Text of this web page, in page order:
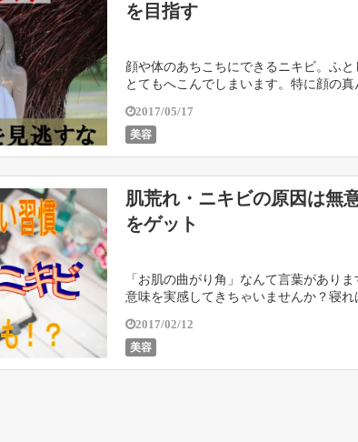
を目指す
顔や体のあちこちにできるニキビ。ふ
とてもへこんでしまいます。特に顔の
2017/05/17
美容
肌荒れ・ニキビの原因は無
をゲット
「お肌の曲がり角」なんて言葉があり
意味を実感してきちゃいませんか？寝
2017/02/12
美容